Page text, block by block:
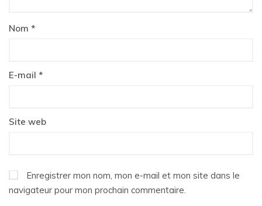
Nom *
E-mail *
Site web
Enregistrer mon nom, mon e-mail et mon site dans le
navigateur pour mon prochain commentaire.